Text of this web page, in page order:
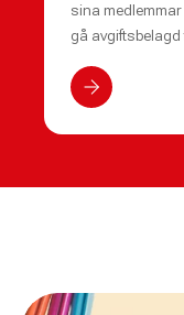
sina
gå